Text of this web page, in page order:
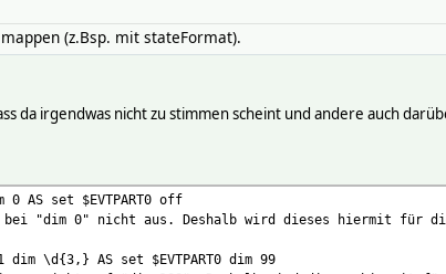
(z.Bsp. mit stateFormat).
da irgendwas nicht zu stimmen scheint und andere auch
AS set $EVTPART0 off
bei "dim 0" nicht aus. Deshalb wird dieses hiermit für
\d{3,} AS set $EVTPART0 dim 99